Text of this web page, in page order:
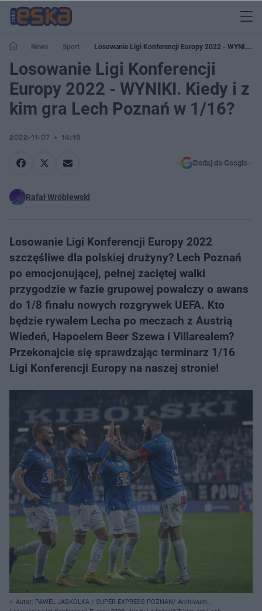
News Sport
Losowanie Ligi Konferencji Europy 2022 - WYNIKI.
Kiedy i z kim gra Lech Poznań w 1/16?
Losowanie Ligi Konferencji
Europy 2022 - WYNIKI. Kiedy i z
kim gra Lech Poznań w 1/16?
2022-11-07 14:19
Dodaj do Google
Rafał Wróblewski
Losowanie Ligi Konferencji Europy 2022
szczęśliwe dla polskiej drużyny? Lech Poznań
po emocjonującej, pełnej zaciętej walki
przygodzie w fazie grupowej powalczy o awans
do 1/8 finału nowych rozgrywek UEFA. Kto
będzie rywalem Lecha po meczach z Austrią
Wiedeń, Hapoelem Beer Szewa i Villarealem?
Przekonajcie się sprawdzając terminarz 1/16
Ligi Konferencji Europy na naszej stronie!
Autor: PAWEL JASKOLKA / SUPER EXPRESS POZNAN/ Archiwum